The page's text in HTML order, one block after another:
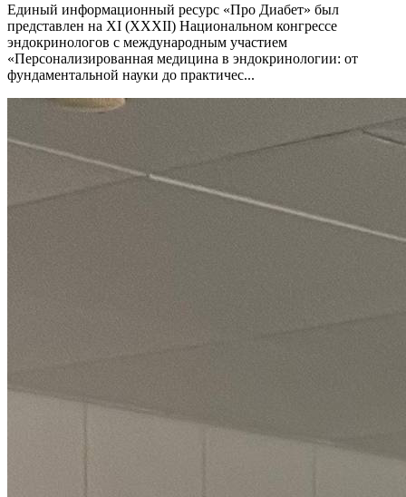
Единый информационный ресурс «Про Диабет» был
представлен на XI (XXXII) Национальном конгрессе
эндокринологов с международным участием
«Персонализированная медицина в эндокринологии: от
фундаментальной науки до практичес...